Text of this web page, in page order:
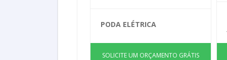
PODA ELÉTRICA
SOLICITE UM ORÇAMENTO GRÁTIS